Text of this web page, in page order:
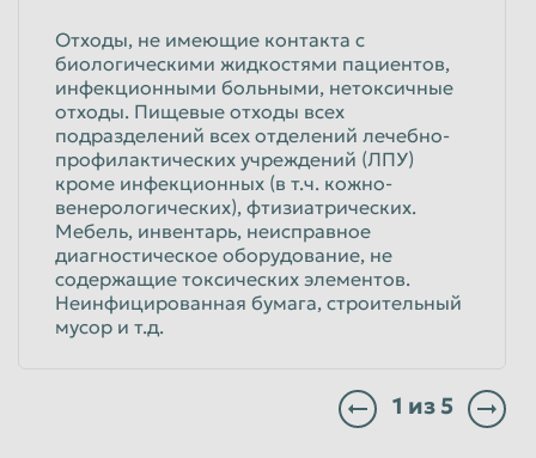
Отходы, не имеющие контакта с
биологическими жидкостями пациентов,
инфекционными больными, нетоксичные
отходы. Пищевые отходы всех
подразделений всех отделений лечебно-
профилактических учреждений (ЛПУ)
кроме инфекционных (в т.ч. кожно-
венерологических), фтизиатрических.
Мебель, инвентарь, неисправное
диагностическое оборудование, не
содержащие токсических элементов.
Неинфицированная бумага, строительный
мусор и т.д.
1 из5